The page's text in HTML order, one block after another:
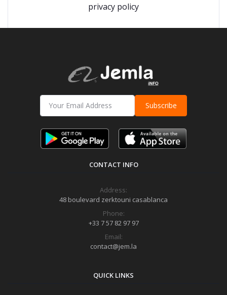
privacy policy
Subscribe
CONTACT INFO
Address:
48 boulevard zerktouni casablanca
Phone:
+33 7 57 82 97 97
Email:
contact@jem.la
QUICK LINKS